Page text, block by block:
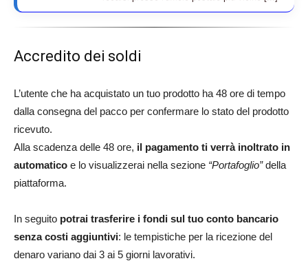
Accredito dei soldi
L’utente che ha acquistato un tuo prodotto ha 48 ore di tempo
dalla consegna del pacco per confermare lo stato del prodotto
ricevuto.
Alla scadenza delle 48 ore, il pagamento ti verrà inoltrato in
automatico e lo visualizzerai nella sezione “Portafoglio”della
piattaforma.
In seguito potrai trasferire i fondi sul tuo conto bancario
senza costi aggiuntivi: le tempistiche per la ricezione del
denaro variano dai 3 ai 5 giorni lavorativi.